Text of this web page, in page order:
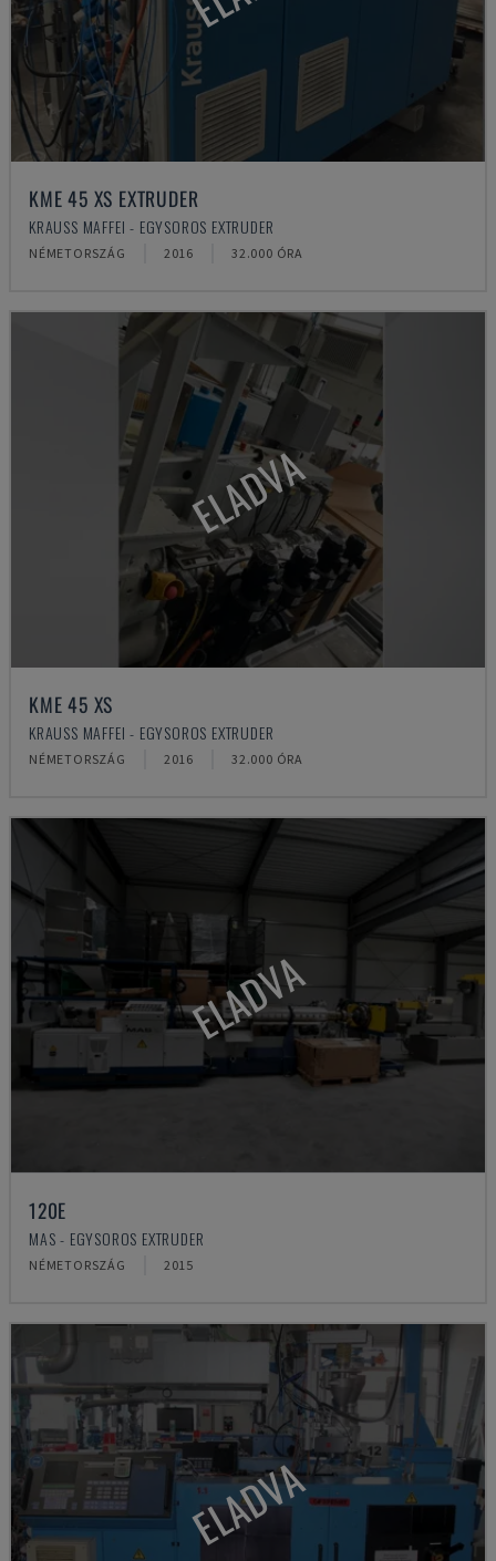
KME 45 XS EXTRUDER
KRAUSS MAFFEI - EGYSOROS EXTRUDER
NÉMETORSZÁG 2016 32.000 ÓRA
ELADVA
KME 45 XS
KRAUSS MAFFEI - EGYSOROS EXTRUDER
NÉMETORSZÁG 2016 32.000 ÓRA
ELADVA
120E
MAS - EGYSOROS EXTRUDER
NÉMETORSZÁG 2015
ELADVA